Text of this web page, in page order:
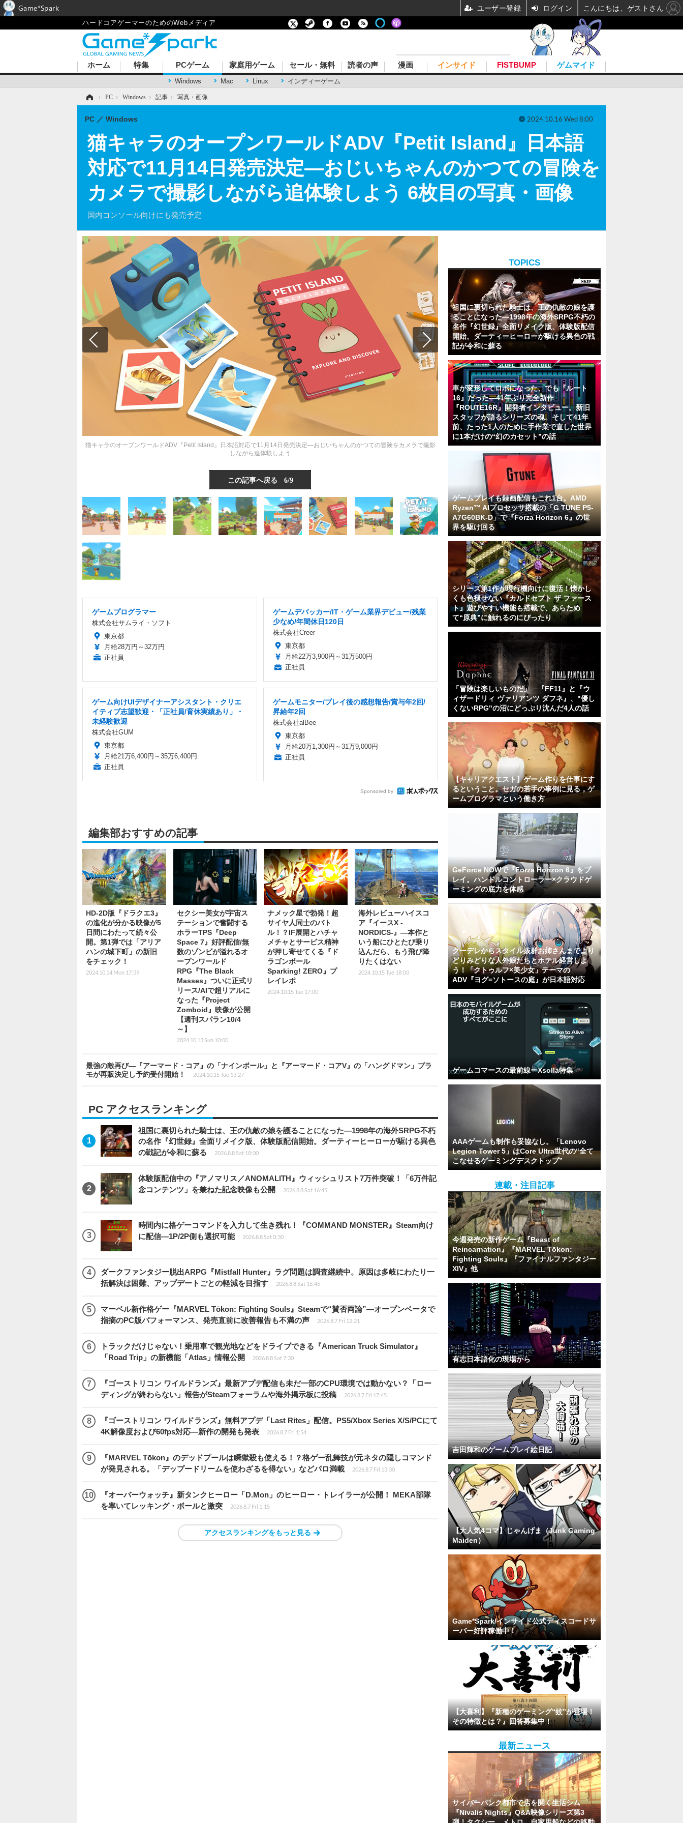
ハードコアゲーマーのためのWebメディア
ホーム 特集 PCゲーム
Windows Mac Linux インディーゲーム
家庭用ゲーム セール・無料 読者の声 漫画 インサイド FISTBUMP ゲムマイド
› PC › Windows › 記事 › 写真・画像
猫キャラのオープンワールドADV『Petit Island』日本語
対応で11月14日発売決定―おじいちゃんのかつての冒険を
カメラで撮影しながら追体験しよう 6枚目の写真・画像
国内コンソール向けにも発売予定
PC Windows 2024.10.16 Wed 8:00
猫キャラのオープンワールドADV『Petit Island』日本語対応で11月14日発売決定―おじいちゃんのかつての冒険をカメラで撮影
しながら追体験しよう
この記事へ戻る 6/9
ゲームプログラマー
株式会社サムライ・ソフト
東京都
月給28万円～32万円
正社員
ゲームデバッカー/IT・ゲーム業界デビュー/残業
少なめ/年間休日120日
株式会社Creer
東京都
月給22万3,900円～31万500円
正社員
ゲーム向けUIデザイナーアシスタント・クリエ
イティブ志望歓迎・「正社員/育休実績あり」・
未経験歓迎
株式会社GUM
東京都
月給21万6,400円～35万6,400円
正社員
ゲームモニター/プレイ後の感想報告/賞与年2回/
昇給年2回
株式会社alBee
東京都
月給20万1,300円～31万9,000円
正社員
Sponsored by
編集部おすすめの記事
HD-2D版『ドラクエ3』
の進化が分かる映像が5
日間にわたって続々公
開。第1弾では「アリア
ハンの城下町」の新旧
をチェック！
2024.10.14 Mon 17:39
セクシー美女が宇宙ス
テーションで奮闘する
ホラーTPS『Deep
Space 7』好評配信/無
数のゾンビが溢れるオ
ープンワールド
RPG『The Black
Masses』ついに正式リ
リース/AIで超リアルに
なった『Project
Zomboid』映像が公開
【週刊スパラン10/4
～】
2024.10.13 Sun 10:00
ナメック星で勃発！超
サイヤ人同士のバト
ル！？IF展開とハチャ
メチャとサービス精神
が押し寄せてくる『ド
ラゴンボール
Sparking! ZERO』プ
レイレポ
2024.10.15 Tue 17:00
海外レビューハイスコ
ア『イースX -
NORDICS-』―本作と
いう船にひとたび乗り
込んだら、もう飛び降
りたくはない
2024.10.15 Tue 18:00
最強の敵再び―『アーマード・コア』の「ナインボール」と『アーマード・コアV』の「ハングドマン」プラ
モが再販決定し予約受付開始！
2024.10.15 Tue 13:27
PC アクセスランキング
祖国に裏切られた騎士は、王の仇敵の娘を護ることになった―1998年の海外SRPG不朽
の名作『幻世録』全面リメイク版、体験版配信開始。ダーティーヒーローが駆ける異色
の戦記が令和に蘇る
2026.8.8 Sat 18:00
体験版配信中の『アノマリス／ANOMALITH』ウィッシュリスト7万件突破！「6万件記
念コンテンツ」を兼ねた記念映像も公開
2026.8.8 Sat 16:45
時間内に格ゲーコマンドを入力して生き残れ！『COMMAND MONSTER』Steam向け
に配信―1P/2P側も選択可能
2026.8.8 Sat 0:30
ダークファンタジー脱出ARPG『Mistfall Hunter』ラグ問題は調査継続中。原因は多岐にわたり一
括解決は困難、アップデートごとの軽減を目指す
2026.8.8 Sat 15:45
マーベル新作格ゲー『MARVEL Tōkon: Fighting Souls』Steamで“賛否両論”―オープンベータで
指摘のPC版パフォーマンス、発売直前に改善報告も不満の声
2026.8.7 Fri 12:21
トラックだけじゃない！乗用車で観光地などをドライブできる『American Truck Simulator』
「Road Trip」の新機能「Atlas」情報公開
2026.8.8 Sat 7:30
『ゴーストリコン ワイルドランズ』最新アプデ配信も未だ一部のCPU環境では動かない？「ロー
ディングが終わらない」報告がSteamフォーラムや海外掲示板に投稿
2026.8.7 Fri 17:45
『ゴーストリコン ワイルドランズ』無料アプデ「Last Rites」配信。PS5/Xbox Series X/S/PCにて
4K解像度および60fps対応―新作の開発も発表
2026.8.7 Fri 1:54
『MARVEL Tōkon』のデッドプールは瞬獄殺も使える！？格ゲー乱舞技が元ネタの隠しコマンド
が発見される。「デップードリームを使わざるを得ない」などパロ満載
2026.8.7 Fri 13:30
『オーバーウォッチ』新タンクヒーロー「D.Mon」のヒーロー・トレイラーが公開！ MEKA部隊
を率いてレッキング・ボールと激突
2026.8.7 Fri 1:15
アクセスランキングをもっと見る
TOPICS
祖国に裏切られた騎士は、王の仇敵の娘を護
ることになった―1998年の海外SRPG不朽の
名作『幻世録』全面リメイク版、体験版配信
開始。ダーティーヒーローが駆ける異色の戦
記が令和に蘇る
車が変形してロボになった、でも『ルート
16』だった―41年ぶり完全新作
『ROUTE16R』開発者インタビュー。新旧
スタッフが語るシリーズの魂。そして41年
前、たった1人のために手作業で直した世界
に1本だけの“幻のカセット”の話
ゲームプレイも録画配信もこれ1台。AMD
Ryzen™ AIプロセッサ搭載の「G TUNE P5-
A7G60BK-D」で『Forza Horizon 6』の世
界を駆け回る
シリーズ第1作が現行機向けに復活！懐かし
くも色褪せない『カルドセプト ザ ファース
ト』遊びやすい機能も搭載で、あらため
て“原典”に触れるのにぴったり
「冒険は楽しいものだ」 ─『FF11』と『ウ
ィザードリィ ヴァリアンツ ダフネ』、"優し
くないRPG"の沼にどっぷり沈んだ4人の話
【キャリアクエスト】ゲーム作りを仕事にす
るということ。セガの若手の事例に見る，ゲ
ームプログラマという働き方
GeForce NOWで『Forza Horizon 6』をプ
レイ。ハンドルコントローラー×クラウドゲ
ーミングの底力を体感
クーデレからスタイル抜群お姉さんまでより
どりみどりな人外娘たちとホテル経営しよ
う！「クトゥルフ×美少女」テーマの
ADV『ヨグ=ソトースの庭』が日本語対応
ゲームコマースの最前線ーXsolla特集
AAAゲームも制作も妥協なし。「Lenovo
Legion Tower 5」はCore Ultra世代の“全て
こなせるゲーミングデスクトップ”
連載・注目記事
今週発売の新作ゲーム『Beast of
Reincarnation』『MARVEL Tōkon:
Fighting Souls』『ファイナルファンタジー
XIV』他
有志日本語化の現場から
吉田輝和のゲームプレイ絵日記
【大人気4コマ】じゃんげま（Junk Gaming
Maiden）
Game*Spark/インサイド公式ディスコードサ
ーバー好評稼働中！
【大喜利】『新種のゲーミング“蚊”が登場！
その特徴とは？』回答募集中！
最新ニュース
サイバーパンク都市で店を開く生活シム
『Nivalis Nights』Q&A映像シリーズ第3
Game*Spark ユーザー登録 ログイン こんにちは、ゲストさん